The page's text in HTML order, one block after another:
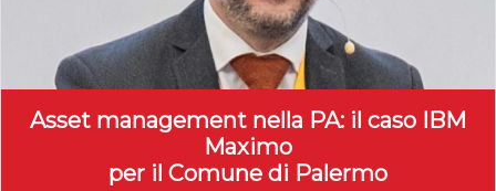
Asset management nella PA: il caso IBM
Maximo
per il Comune di Palermo